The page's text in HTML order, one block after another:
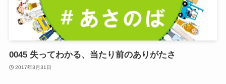
0045 失ってわかる、当たり前のありがたさ
2017年3月31日